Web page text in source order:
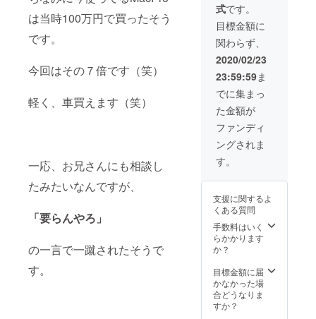
は当時100万円で買ったそう
です。
今回はその７倍です（笑）
軽く、車買えます（笑）
一応、お兄さんにも相談し
たみたいなんですが、
「要らんやろ」
の一言で一蹴されたそうで
す。
あれば
交通費
のみで
大丈夫
です。
内容に
ついて
は相談
させて
いただ
きま
す。
信・販
売」を
付けた
ものに
なりま
す。講
演会を
収録し
た映像
を自由
にお使
いいた
だけま
の講演
利は、
映像の
配信や
販売は
できま
でご注
意くだ
さい。
交通
式です。
目標金額に
関わらず、
2020/02/23
23:59:59ま
でに集まっ
た金額が
ファンディ
ングされま
す。
支援に関するよ
くある質問
手数料はいく
らかかります
か？
目標金額に届
かなかった場
合どうなりま
すか？